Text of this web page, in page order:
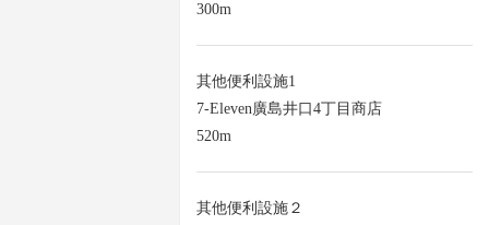
300m
其他便利設施1
7-Eleven廣島井口4丁目商店
520m
其他便利設施２